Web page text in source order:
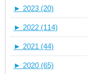
► 2023 (20)
► 2022 (114)
► 2021 (44)
► 2020 (65)